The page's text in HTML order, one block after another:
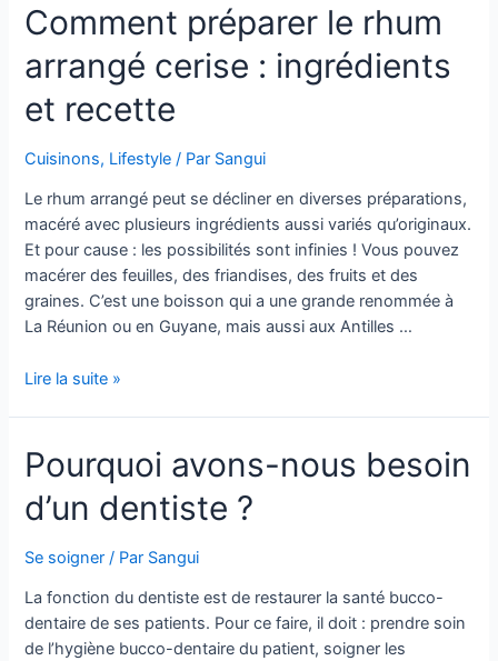
Captain
Morgan
:
ce
faut
savoir
Comment préparer le rhum
arrangé cerise : ingrédients
et recette
Cuisinons, Lifestyle / Par Sangui
Le rhum arrangé peut se décliner en diverses préparations,
macéré avec plusieurs ingrédients aussi variés qu’originaux.
Et pour cause : les possibilités sont infinies ! Vous pouvez
macérer des feuilles, des friandises, des fruits et des
graines. C’est une boisson qui a une grande renommée à
La Réunion ou en Guyane, mais aussi aux Antilles …
Comment
rhum
arrangé
cerise
ingrédients
recette
Lire la suite »
Pourquoi avons-nous besoin
d’un dentiste ?
Se soigner / Par Sangui
La fonction du dentiste est de restaurer la santé bucco-
dentaire de ses patients. Pour ce faire, il doit : prendre soin
de l’hygiène bucco-dentaire du patient, soigner les